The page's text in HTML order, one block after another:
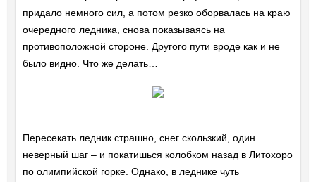
придало немного сил, а потом резко оборвалась на краю
очередного ледника, снова показываясь на
противоположной стороне. Другого пути вроде как и не
было видно. Что же делать…
Пересекать ледник страшно, снег скользкий, один
неверный шаг – и покатишься колобком назад в Литохоро
по олимпийской горке. Однако, в леднике чуть